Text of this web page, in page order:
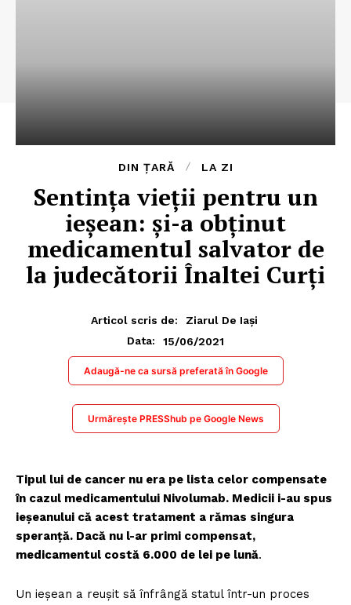
DIN ȚARĂ LA ZI
Sentința vieții pentru un
ieșean: și-a obținut
medicamentul salvator de
la judecătorii Înaltei Curți
Articol scris de:
Ziarul De Iași
Data:
15/06/2021
Adaugă-ne ca sursă preferată în Google
Urmărește PRESShub pe Google News
Tipul lui de cancer nu era pe lista celor compensate
în cazul medicamentului Nivolumab. Medicii i-au spus
ieşeanului că acest tratament a rămas singura
speranţă. Dacă nu l-ar primi compensat,
medicamentul costă 6.000 de lei pe lună.
Un ieşean a reuşit să înfrângă statul într-un proces